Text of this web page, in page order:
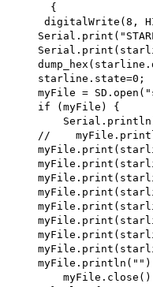
{
digitalWrite(8,
starline.state=0;
myFile =
if (myFile) {
//